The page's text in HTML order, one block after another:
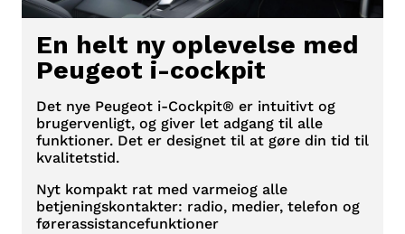
En helt ny oplevelse med
Peugeot i-cockpit
Det nye Peugeot i-Cockpit® er intuitivt og
brugervenligt, og giver let adgang til alle
funktioner. Det er designet til at gøre din tid til
kvalitetstid.
Nyt kompakt rat med varmeiog alle
betjeningskontakter: radio, medier, telefon og
førerassistancefunktioner